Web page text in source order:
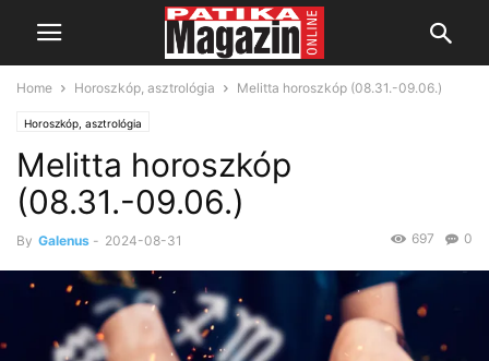
Home Horoszkóp, asztrológia Melitta horoszkóp (08.31.-09.06.)
Horoszkóp, asztrológia
Melitta horoszkóp
(08.31.-09.06.)
By Galenus - 2024-08-31 0
697